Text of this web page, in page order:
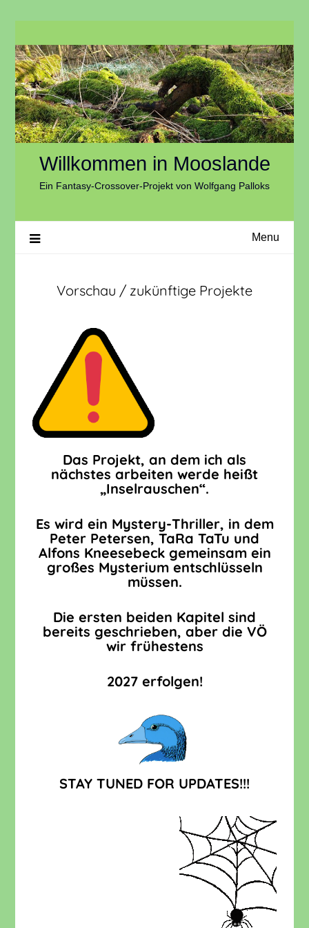
content
Willkommen in Mooslande
Ein Fantasy-Crossover-Projekt von Wolfgang Palloks
Menu
Vorschau / zukünftige Projekte
Das Projekt, an dem ich als
nächstes arbeiten werde heißt
„Inselrauschen“.
Es wird ein Mystery-Thriller, in dem
Peter Petersen, TaRa TaTu und
Alfons Kneesebeck gemeinsam ein
großes Mysterium entschlüsseln
müssen.
Die ersten beiden Kapitel sind
bereits geschrieben, aber die VÖ
wir frühestens
2027 erfolgen!
STAY TUNED FOR UPDATES!!!